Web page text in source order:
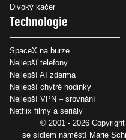
Divoký kačer
Technologie
SpaceX na burze
Nejlepší telefony
Nejlepší AI zdarma
Nejlepší chytré hodinky
Nejlepší VPN – srovnání
Netflix filmy a seriály
© 2001 - 2026 Copyright
se sídlem náměstí Marie